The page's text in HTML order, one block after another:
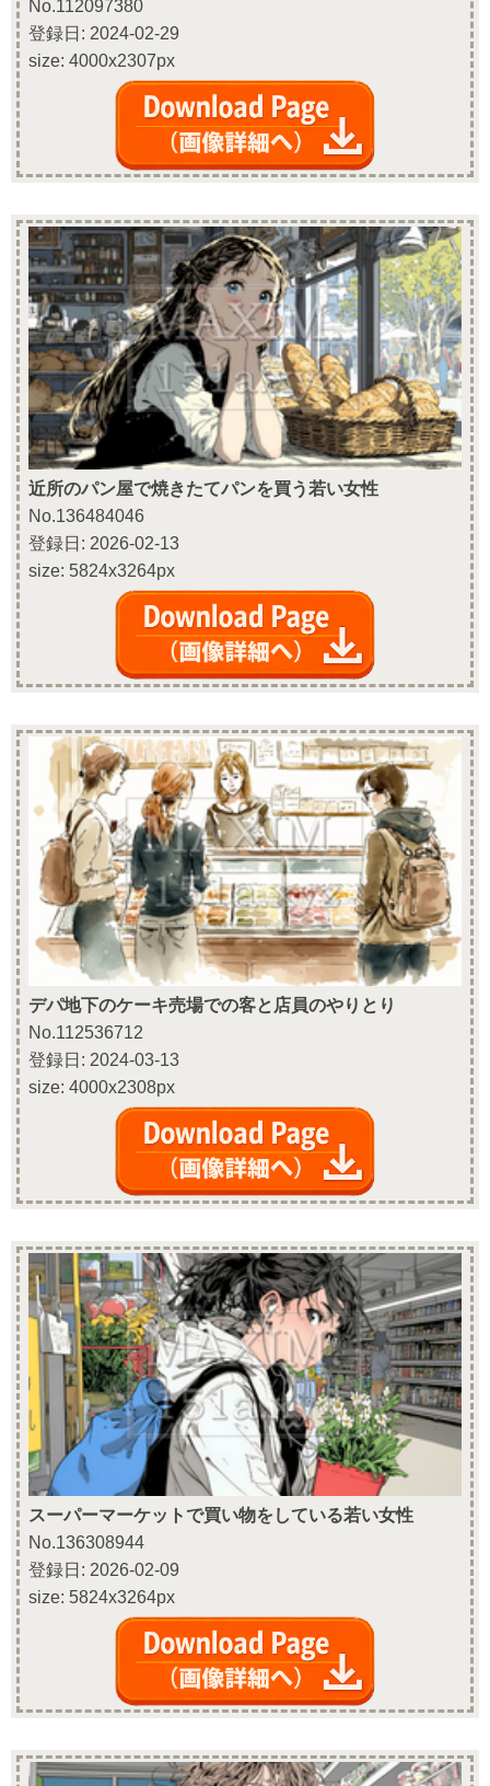
No.112097380
登録日: 2024-02-29
size: 4000x2307px
近所のパン屋で焼きたてパンを買う若い女性
No.136484046
登録日: 2026-02-13
size: 5824x3264px
デパ地下のケーキ売場での客と店員のやりとり
No.112536712
登録日: 2024-03-13
size: 4000x2308px
スーパーマーケットで買い物をしている若い女性
No.136308944
登録日: 2026-02-09
size: 5824x3264px